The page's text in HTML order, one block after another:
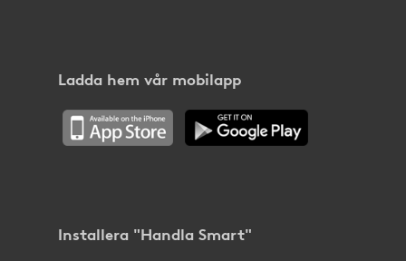
Ladda hem vår mobilapp
Installera "Handla Smart"